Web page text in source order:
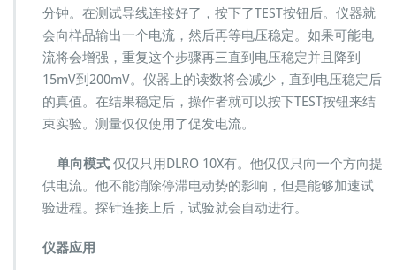
分钟。在测试导线连接好了，按下了TEST按钮后。仪器就
会向样品输出一个电流，然后再等电压稳定。如果可能电
流将会增强，重复这个步骤再三直到电压稳定并且降到
15mV到200mV。仪器上的读数将会减少，直到电压稳定后
的真值。在结果稳定后，操作者就可以按下TEST按钮来结
束实验。测量仅仅使用了促发电流。
单向模式 仅仅只用DLRO 10X有。他仅仅只向一个方向提
供电流。他不能消除停滞电动势的影响，但是能够加速试
验进程。探针连接上后，试验就会自动进行。
仪器应用